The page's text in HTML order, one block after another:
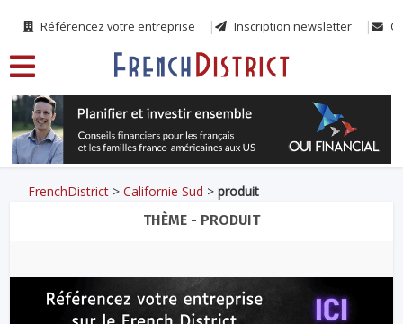
Référencez votre entreprise Inscription newsletter
FrenchDistrict >Californie Sud >produit
THÈME - PRODUIT